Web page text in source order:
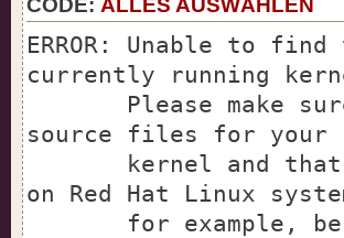
ERROR: Unable to
currently running
Please make sure
source files for your
kernel and that
on Red Hat Linux
for example, be